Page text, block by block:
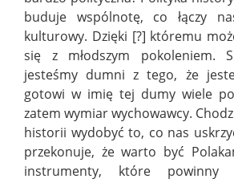
buduje wspólnotę, co łączy
kulturowy. Dzięki [?] któremu
się z młodszym pokoleniem.
jesteśmy dumni z tego, że
gotowi w imię tej dumy wiele
zatem wymiar wychowawcy.
historii wydobyć to, co nas
przekonuje, że warto być
instrumenty, które powinny